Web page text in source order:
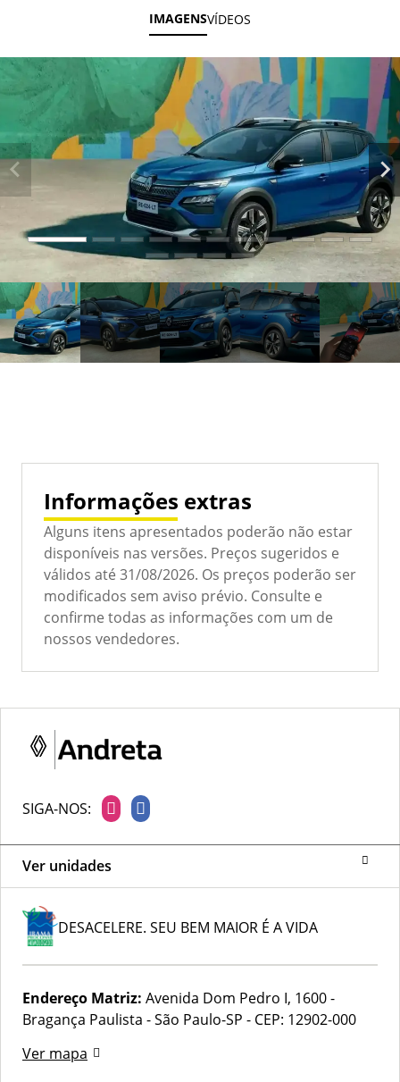
IMAGENSVÍDEOS
Informações extras
Alguns itens apresentados poderão não estar
disponíveis nas versões. Preços sugeridos e
válidos até 31/08/2026. Os preços poderão ser
modificados sem aviso prévio. Consulte e
confirme todas as informações com um de
nossos vendedores.
Ver unidades
SIGA-NOS:
DESACELERE. SEU BEM MAIOR É A VIDA
Endereço Matriz: Avenida Dom Pedro I, 1600 -
Bragança Paulista - São Paulo-SP - CEP: 12902-000
Ver mapa